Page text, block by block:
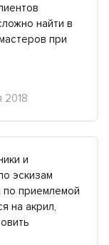
найти в
при
2018
и
эскизам
по приемлемой
на акрил,